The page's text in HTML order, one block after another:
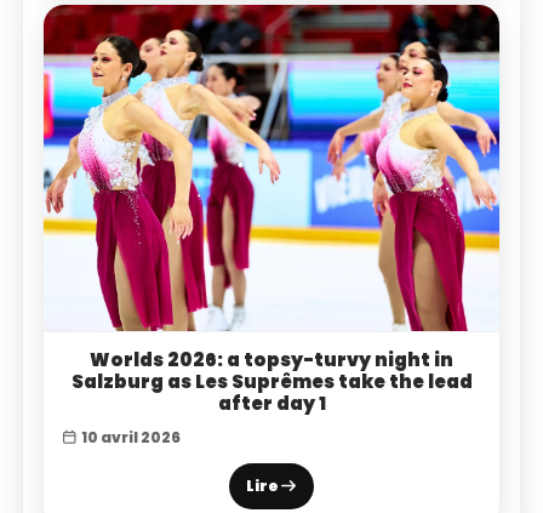
Worlds 2026: a topsy-turvy night in
Salzburg as Les Suprêmes take the lead
after day 1
10 avril 2026
Lire